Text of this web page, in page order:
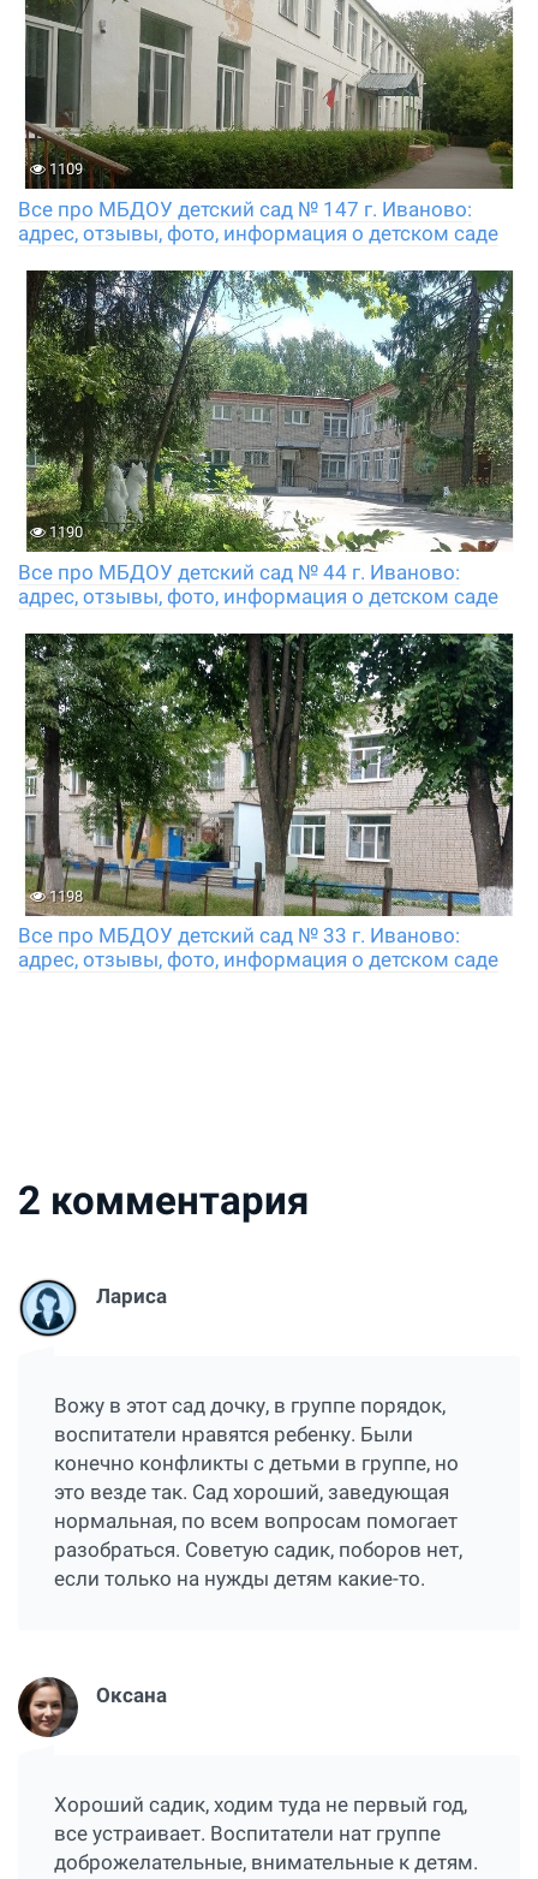
1109
Все про МБДОУ детский сад № 147 г. Иваново:
адрес, отзывы, фото, информация о детском саде
1190
Все про МБДОУ детский сад № 44 г. Иваново:
адрес, отзывы, фото, информация о детском саде
1198
Все про МБДОУ детский сад № 33 г. Иваново:
адрес, отзывы, фото, информация о детском саде
2 комментария
Лариса
Вожу в этот сад дочку, в группе порядок,
воспитатели нравятся ребенку. Были
конечно конфликты с детьми в группе, но
это везде так. Сад хороший, заведующая
нормальная, по всем вопросам помогает
разобраться. Советую садик, поборов нет,
если только на нужды детям какие-то.
Оксана
Хороший садик, ходим туда не первый год,
все устраивает. Воспитатели нат группе
доброжелательные, внимательные к детям.